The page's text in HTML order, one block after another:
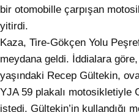
bir otomobille çarpışan
yitirdi.
Kaza, Tire-Gökçen Yolu
meydana geldi. İddialara
yaşındaki Recep Gültekin,
YJA 59 plakalı motosikletiyle
istedi. Gültekin’in kullandığı